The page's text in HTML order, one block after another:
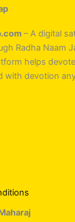
– A digital
Radha Naam
helps
with devotion